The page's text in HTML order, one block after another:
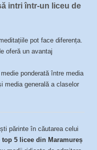
intri într-un liceu de
pot face diferența.
oferă un avantaj
ponderată între media
media generală a claselor
părinte în căutarea celui
top 5 licee din Maramureș